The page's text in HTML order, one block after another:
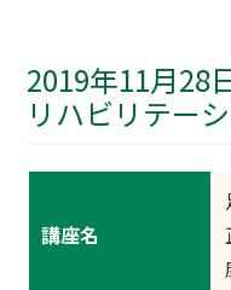
2019年11月28
リハビリテー
講座名